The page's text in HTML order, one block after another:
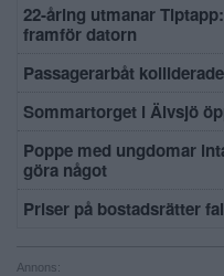
22-åring utmanar
framför datorn
Passagerarbåt
Sommartorget i Älvsjö
Poppe med ungdomar
göra något
Priser på bostadsrätter
Annons: